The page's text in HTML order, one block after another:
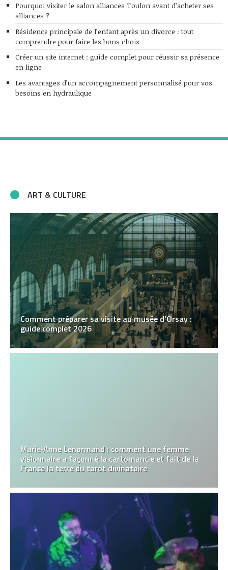
Pourquoi visiter le salon alliances Toulon avant d’acheter ses
alliances ?
Résidence principale de l’enfant après un divorce : tout
comprendre pour faire les bons choix
Créer un site internet : guide complet pour réussir sa présence
en ligne
Les avantages d’un accompagnement personnalisé pour vos
besoins en hydraulique
ART & CULTURE
Comment préparer sa visite au musée d’Orsay :
guide complet 2026
Marie‑Anne Lenormand : comment une femme
visionnaire a façonné la cartomancie et fait de la
France la terre du tarot divinatoire